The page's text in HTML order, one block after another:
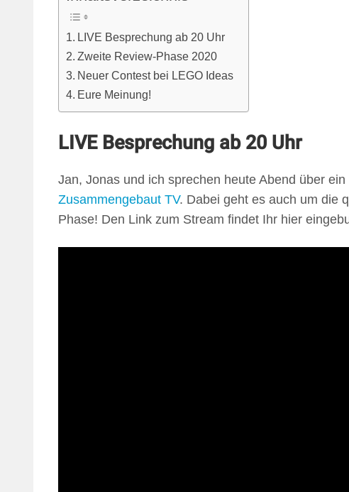
LIVE Besprechung ab 20 Uhr
Zweite Review-Phase 2020
Neuer Contest bei LEGO Ideas
Eure Meinung!
LIVE Besprechung ab 20 Uhr
Jan, Jonas und ich sprechen heute Abend über
Zusammengebaut TV. Dabei geht es auch um die
Phase! Den Link zum Stream findet Ihr hier